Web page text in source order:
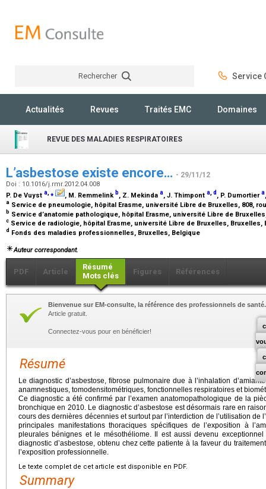
Rechercher Service
Actualités Revues Traités EMC Domaines
REVUE DES MALADIES RESPIRATOIRES
L’asbestose existe encore… - 29/11/12
Doi : 10.1016/j.rmr.2012.04.008
P. De Vuyst a,⁎ , M. Remmelink b, Z. Mekinda a, J. Thimpont a,d , P. Dumortiera
a Service de pneumologie, hôpital Erasme, université Libre de Bruxelles, 808,
b Service d’anatomie pathologique, hôpital Erasme, université Libre de
c Service de radiologie, hôpital Erasme, université Libre de Bruxelles, Bruxelles,
d Fonds des maladies professionnelles, Bruxelles, Belgique
Auteur correspondant.
PDF Article
Résumé
Mots clés
Figures Références
Bienvenue sur EM-consulte, la référence des professionnels de santé.
Article gratuit.
Connectez-vous pour en bénéficier!
Résumé
Le diagnostic d’asbestose, fibrose pulmonaire due à l’inhalation
anamnestiques, tomodensitométriques, fonctionnelles respiratoires et
Ce diagnostic a été confirmé par l’examen anatomopathologique de la
bronchique en 2010. Le diagnostic d’asbestose est désormais rare en
cours des dernières décennies et surtout par l’interdiction de l’utilisation de
principales manifestations thoraciques spécifiques de l’exposition à
pleurales bénignes et le mésothéliome. Il est aussi devenu
diagnostic d’asbestose, obtenu chez cette patiente à la faveur du
l’exposition professionnelle.
Le texte complet de cet article est disponible en PDF.
Summary